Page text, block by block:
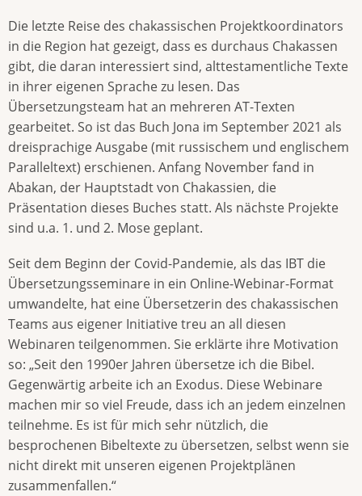
Die letzte Reise des chakassischen Projektkoordinators
in die Region hat gezeigt, dass es durchaus Chakassen
gibt, die daran interessiert sind, alttestamentliche Texte
in ihrer eigenen Sprache zu lesen. Das
Übersetzungsteam hat an mehreren AT-Texten
gearbeitet. So ist das Buch Jona im September 2021 als
dreisprachige Ausgabe (mit russischem und englischem
Paralleltext) erschienen. Anfang November fand in
Abakan, der Hauptstadt von Chakassien, die
Präsentation dieses Buches statt. Als nächste Projekte
sind u.a. 1. und 2. Mose geplant.
Seit dem Beginn der Covid-Pandemie, als das IBT die
Übersetzungsseminare in ein Online-Webinar-Format
umwandelte, hat eine Übersetzerin des chakassischen
Teams aus eigener Initiative treu an all diesen
Webinaren teilgenommen. Sie erklärte ihre Motivation
so: „Seit den 1990er Jahren übersetze ich die Bibel.
Gegenwärtig arbeite ich an Exodus. Diese Webinare
machen mir so viel Freude, dass ich an jedem einzelnen
teilnehme. Es ist für mich sehr nützlich, die
besprochenen Bibeltexte zu übersetzen, selbst wenn sie
nicht direkt mit unseren eigenen Projektplänen
zusammenfallen.“